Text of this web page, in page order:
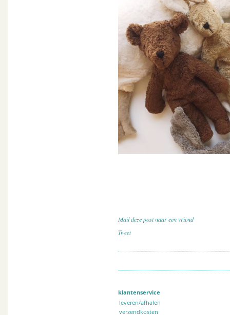
Mail deze post naar een vriend
Tweet
klantenservice
leveren/afhalen
verzendkosten